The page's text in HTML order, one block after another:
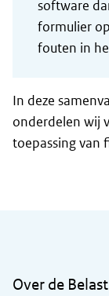
software
formulier
fouten in
In deze
onderdelen wij
toepassing van
Over de